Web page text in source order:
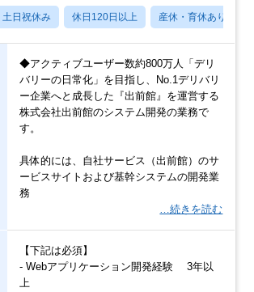
土日祝休み 休日120日以上 産休・育休あり
◆アクティブユーザー数約800万人「デリ
バリーの日常化」を目指し、No.1デリバリ
ー企業へと成長した『出前館』を運営する
株式会社出前館のシステム開発の業務で
す。
具体的には、自社サービス（出前館）のサ
ービスサイトおよび基幹システムの開発業
務
…続きを読む
【下記は必須】
- Webアプリケーション開発経験 3年以
上